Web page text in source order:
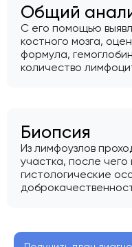
Общий
С его помощью
костного мозга,
формула,
количество
Биопсия
Из лимфоузлов
участка, после чего
гистологические